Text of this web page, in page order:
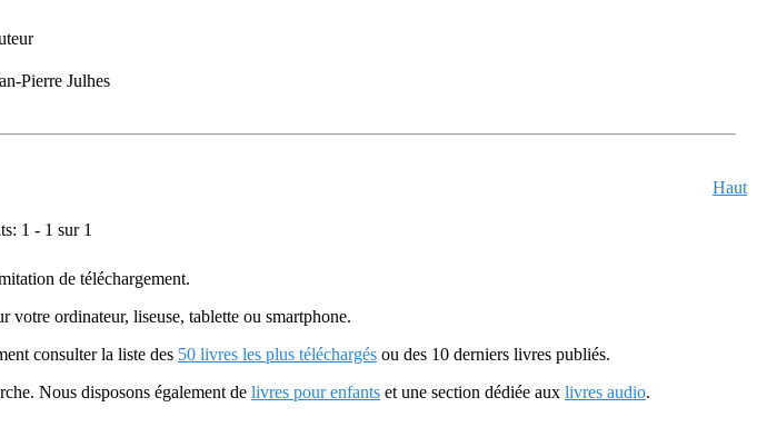
Pierre Julhes
Haut
1 - 1 sur 1
de téléchargement.
votre ordinateur, liseuse, tablette ou smartphone.
consulter la liste des 50 livres les plus téléchargés ou des 10 derniers livres publiés.
Nous disposons également de livres pour enfants et une section dédiée aux livres audio.